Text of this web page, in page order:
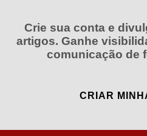
Crie sua conta e
artigos. Ganhe
comunicação de
CRIAR